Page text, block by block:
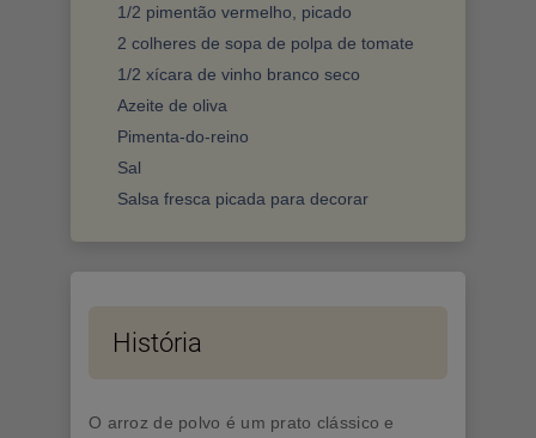
1/2 pimentão vermelho, picado
2 colheres de sopa de polpa de tomate
1/2 xícara de vinho branco seco
Azeite de oliva
Pimenta-do-reino
Sal
Salsa fresca picada para decorar
História
O arroz de polvo é um prato clássico e